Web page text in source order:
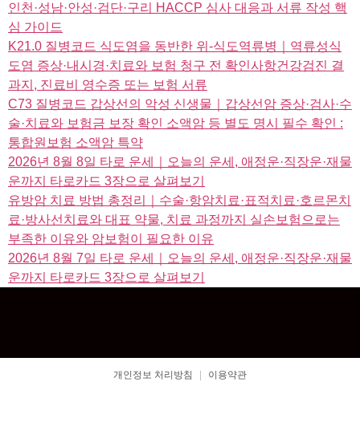
인천·성남·안성·검단·구리 HACCP 심사 대응과 서류 작성 핵
심 가이드
K21.0 질병코드 식도염을 동반한 위-식도역류병｜역류성식
도염 증상·내시경·치료와 보험 청구 전 확인사항건강검진 결
과지, 진료비 영수증 또는 보험 서류
C73 질병코드 갑상선의 악성 신생물｜갑상선암 증상·검사·수
술·치료와 보험금 보장 확인 소액암 등 별도 명시 필수 확인 :
통합원보험 소액암 특약
2026년 8월 8일 타로 운세｜오늘의 운세, 애정운·직장운·재물
운까지 타로카드 3장으로 살펴보기
유방암 치료 방법 총정리｜수술·항암치료·표적치료·호르몬치
료·방사선치료와 대표 약물, 치료 과정까지 실손보험으로는
부족한 이유와 암보험이 필요한 이유
2026년 8월 7일 타로 운세｜오늘의 운세, 애정운·직장운·재물
운까지 타로카드 3장으로 살펴보기
개인정보 처리방침 이용약관